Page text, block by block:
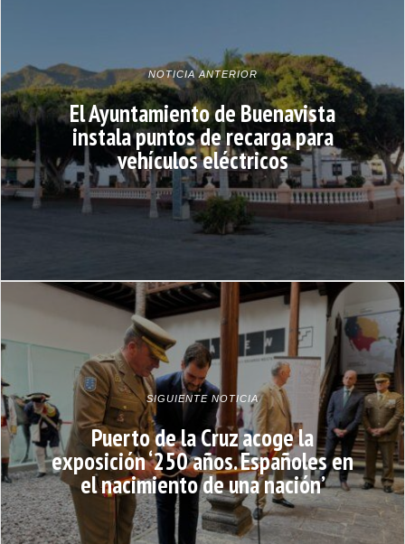
NOTICIA ANTERIOR
El Ayuntamiento de Buenavista
instala puntos de recarga para
vehículos eléctricos
SIGUIENTE NOTICIA
Puerto de la Cruz acoge la
exposición ‘250 años. Españoles en
el nacimiento de una nación’